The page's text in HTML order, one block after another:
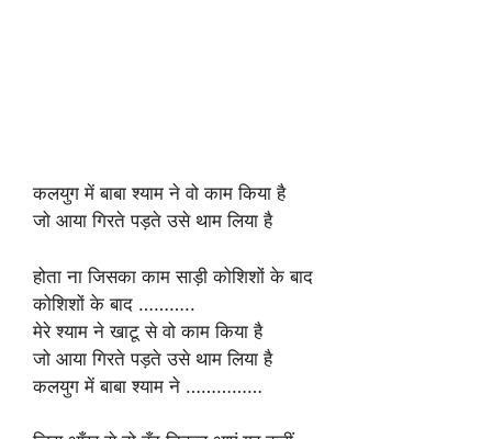
कलयुग में बाबा श्याम ने वो काम किया है
जो आया गिरते पड़ते उसे थाम लिया है
होता ना जिसका काम साड़ी कोशिशों के बाद
कोशिशों के बाद ………..
मेरे श्याम ने खाटू से वो काम किया है
जो आया गिरते पड़ते उसे थाम लिया है
कलयुग में बाबा श्याम ने ……………